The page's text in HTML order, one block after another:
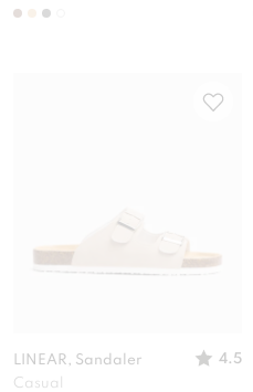
LINEAR, Sandaler
4.5
Casual